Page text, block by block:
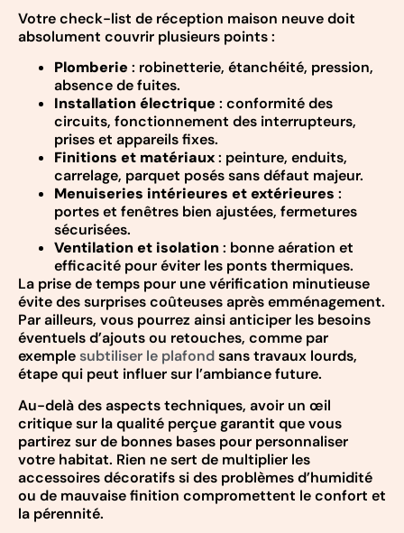
Votre check-list de réception maison neuve doit
absolument couvrir plusieurs points :
Plomberie : robinetterie, étanchéité, pression,
absence de fuites.
Installation électrique : conformité des
circuits, fonctionnement des interrupteurs,
prises et appareils fixes.
Finitions et matériaux: peinture, enduits,
carrelage, parquet posés sans défaut majeur.
Menuiseries intérieures et extérieures :
portes et fenêtres bien ajustées, fermetures
sécurisées.
Ventilation et isolation: bonne aération et
efficacité pour éviter les ponts thermiques.
La prise de temps pour une vérification minutieuse
évite des surprises coûteuses après emménagement.
Par ailleurs, vous pourrez ainsi anticiper les besoins
éventuels d’ajouts ou retouches, comme par
exemplesubtiliser le plafondsans travaux lourds,
étape qui peut influer sur l’ambiance future.
Au-delà des aspects techniques, avoir un œil
critique sur la qualité perçue garantit que vous
partirez sur de bonnes bases pour personnaliser
votre habitat. Rien ne sert de multiplier les
accessoires décoratifs si des problèmes d’humidité
ou de mauvaise finition compromettent le confort et
la pérennité.